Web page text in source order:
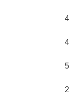
4
4
5
2